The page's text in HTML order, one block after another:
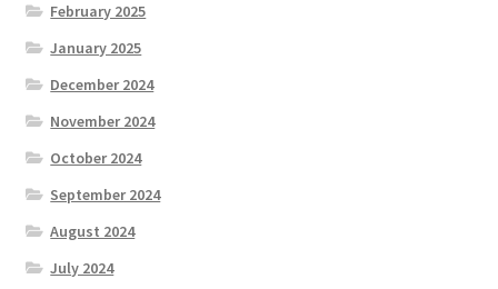
February 2025
January 2025
December 2024
November 2024
October 2024
September 2024
August 2024
July 2024